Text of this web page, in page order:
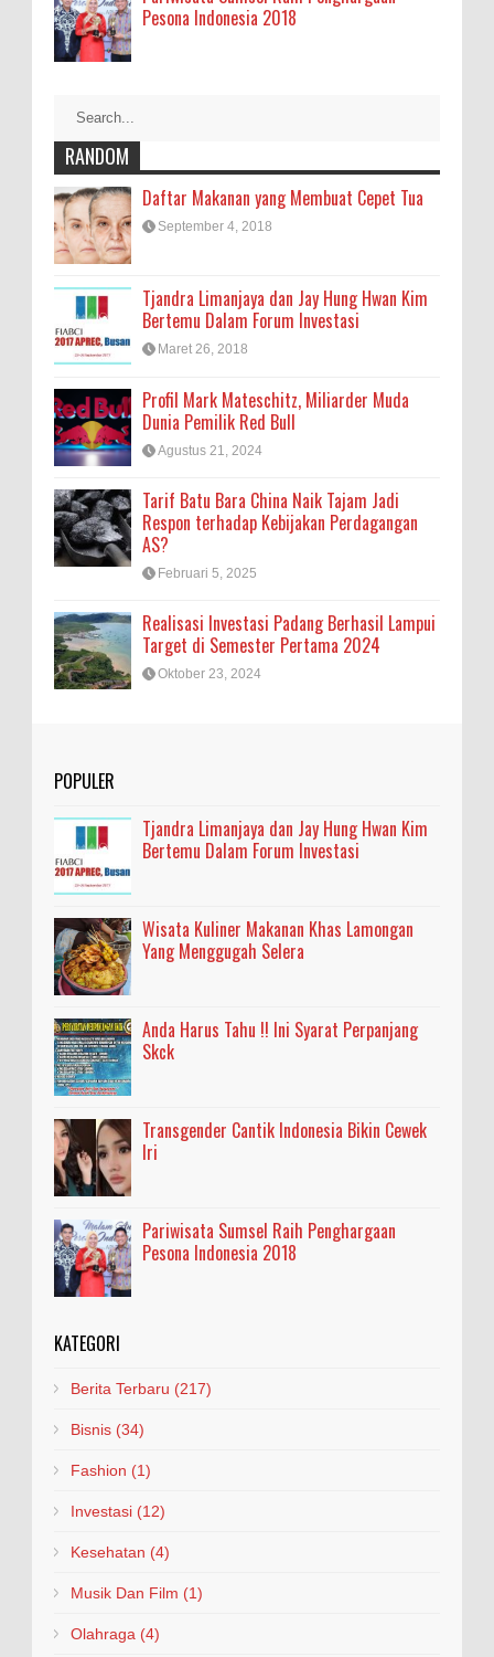
Pesona Indonesia 2018
RANDOM
Daftar Makanan yang Membuat Cepet Tua
September 4, 2018
Tjandra Limanjaya dan Jay Hung Hwan Kim
Bertemu Dalam Forum Investasi
Maret 26, 2018
Profil Mark Mateschitz, Miliarder Muda
Dunia Pemilik Red Bull
Agustus 21, 2024
Tarif Batu Bara China Naik Tajam Jadi
Respon terhadap Kebijakan Perdagangan
AS?
Februari 5, 2025
Realisasi Investasi Padang Berhasil Lampui
Target di Semester Pertama 2024
Oktober 23, 2024
POPULER
Tjandra Limanjaya dan Jay Hung Hwan Kim
Bertemu Dalam Forum Investasi
Wisata Kuliner Makanan Khas Lamongan
Yang Menggugah Selera
Anda Harus Tahu !! Ini Syarat Perpanjang
Skck
Transgender Cantik Indonesia Bikin Cewek
Iri
Pariwisata Sumsel Raih Penghargaan
Pesona Indonesia 2018
KATEGORI
Berita Terbaru (217)
Bisnis (34)
Fashion (1)
Investasi (12)
Kesehatan (4)
Musik Dan Film (1)
Olahraga (4)